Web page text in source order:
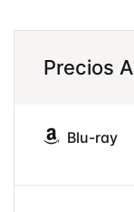
Precios
Blu-ray